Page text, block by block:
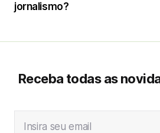
jornalismo?
Receba todas as
Insira seu email